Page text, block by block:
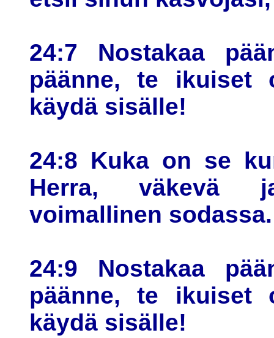
24:7 Nostakaa
päänne, te ikuiset
käydä sisälle!
24:8 Kuka on se
Herra, väkevä
voimallinen sodassa.
24:9 Nostakaa
päänne, te ikuiset
käydä sisälle!